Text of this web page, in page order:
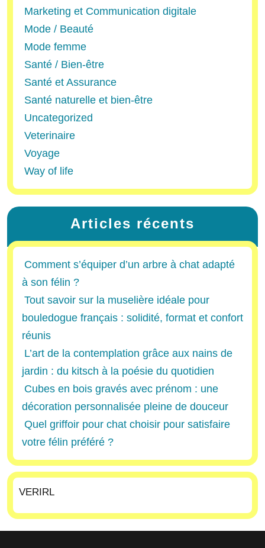
Marketing et Communication digitale
Mode / Beauté
Mode femme
Santé / Bien-être
Santé et Assurance
Santé naturelle et bien-être
Uncategorized
Veterinaire
Voyage
Way of life
Articles récents
Comment s’équiper d’un arbre à chat adapté
à son félin ?
Tout savoir sur la muselière idéale pour
bouledogue français : solidité, format et confort
réunis
L’art de la contemplation grâce aux nains de
jardin : du kitsch à la poésie du quotidien
Cubes en bois gravés avec prénom : une
décoration personnalisée pleine de douceur
Quel griffoir pour chat choisir pour satisfaire
votre félin préféré ?
VERIRL